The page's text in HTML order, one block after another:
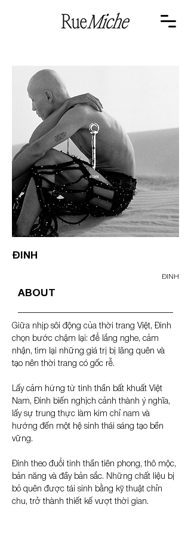
ĐINH
ĐINH
ABOUT
Giữa nhịp sôi động của thời trang Việt, Đinh
chọn bước chậm lại: để lắng nghe, cảm
nhận, tìm lại những giá trị bị lãng quên và
tạo nên thời trang có gốc rễ.
Lấy cảm hứng từ tinh thần bất khuất Việt
Nam, Đinh biến nghịch cảnh thành ý nghĩa,
lấy sự trung thực làm kim chỉ nam và
hướng đến một hệ sinh thái sáng tạo bền
vững.
Đinh theo đuổi tinh thần tiên phong, thô mộc,
bản năng và đầy bản sắc. Những chất liệu bị
bỏ quên được tái sinh bằng kỹ thuật chỉn
chu, trở thành thiết kế vượt thời gian.